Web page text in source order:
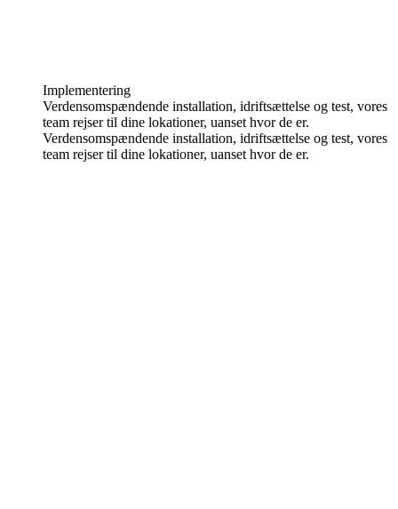
Implementering
Verdensomspændende installation, idriftsættelse og test, vores
team rejser til dine lokationer, uanset hvor de er.
Verdensomspændende installation, idriftsættelse og test, vores
team rejser til dine lokationer, uanset hvor de er.